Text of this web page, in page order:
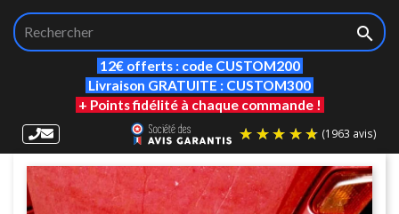

12€ offerts : code CUSTOM200
Livraison GRATUITE : CUSTOM300
+ Points fidélité à chaque commande !